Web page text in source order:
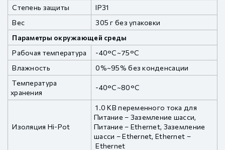
Степень защиты
IP31
Вес
305 г без упаковки
Параметры окружающей среды
Рабочая температура
-40°C~75°C
Влажность
0%~95% без конденсации
Температура
хранения
-40°C~80°C
Изоляция Hi-Pot
1.0 КВ переменного тока для
Питание – Заземление шасси,
Питание – Ethernet, Заземление
шасси – Ethernet, Ethernet –
Ethernet